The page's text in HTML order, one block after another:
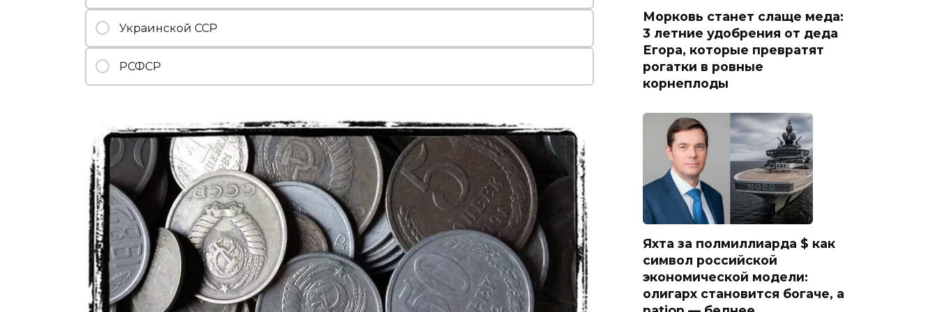
Украинской ССР
РСФСР
Морковь станет слаще меда:
3 летние удобрения от деда
Егора, которые превратят
рогатки в ровные
корнеплоды
Яхта за полмиллиарда $ как
символ российской
экономической модели:
олигарх становится богаче, а